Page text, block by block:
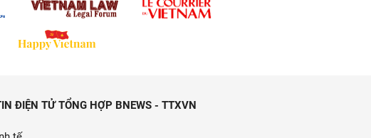
ĐIỆN TỬ TỔNG HỢP BNEWS - TTXVN